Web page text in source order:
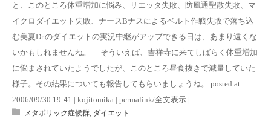
と、このところ体重増加に悩み、リエッタ失敗、防風通聖散失敗、マ
イクロダイエット失敗、ナースBナスによるベルト作戦失敗で落ち込
む美夏Dr.のダイエットの実況中継がアップできる日は、あまり遠くな
いかもしれませんね。 そういえば、吉祥寺に来てしばらく体重増加
に悩まされていたようでしたが、このところ昼食抜きで減量していた
様子。その結果についても報告してもらいましょうね。 posted at
2006/09/30 19:41 | kojitomika | permalink/全文表示 |
メタボリック症候群, ダイエット